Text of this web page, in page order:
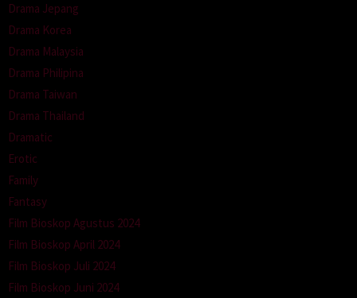
Drama Jepang
Drama Korea
Drama Malaysia
Drama Philipina
Drama Taiwan
Drama Thailand
Dramatic
Erotic
Family
Fantasy
Film Bioskop Agustus 2024
Film Bioskop April 2024
Film Bioskop Juli 2024
Film Bioskop Juni 2024